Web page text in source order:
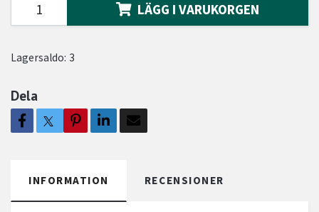
LÄGG I VARUKORGEN
Lagersaldo: 3
Dela
INFORMATION RECENSIONER